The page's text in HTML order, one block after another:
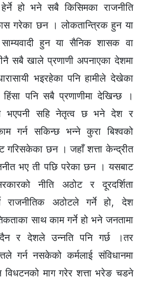
हेर्ने हो भने सबै किसिमका राजनीति
गरेका छन । लोकतान्त्रिक हुन या
हुन या सैनिक शासक वा
सबै खाले प्रणाणी अपनाएका देशमा
भइरहेका पनि हामीले देखेका
पनि सबै प्रणाणीमा देखिन्छ ।
भएपनी सहि नेतृत्व छ भने देश र
गर्न सकिन्छ भन्ने कुरा बिश्वको
गरिसकेका छन । जहाँ शत्ता केन्द्रीत
भए ती पछि परेका छन । यसबाट
नीति अठोट र दूरदर्शिता
राजनीतिक अठोटले गर्ने हो, देश
साथ काम गर्ने हो भने जनतामा
र देशले उन्नति पनि गर्छ ।तर
गर्न नसकेको कर्मलाई संविधानमा
विधटनको माग गरेर शत्ता भरेङ चडने